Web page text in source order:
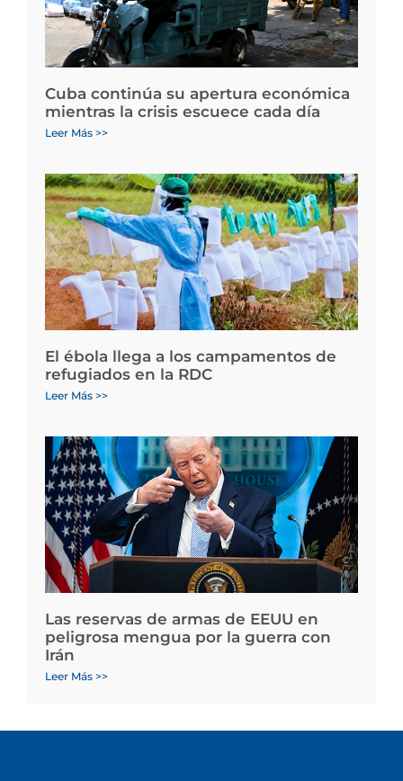
Cuba continúa su apertura económica
mientras la crisis escuece cada día
Leer Más >>
El ébola llega a los campamentos de
refugiados en la RDC
Leer Más >>
Las reservas de armas de EEUU en
peligrosa mengua por la guerra con
Irán
Leer Más >>